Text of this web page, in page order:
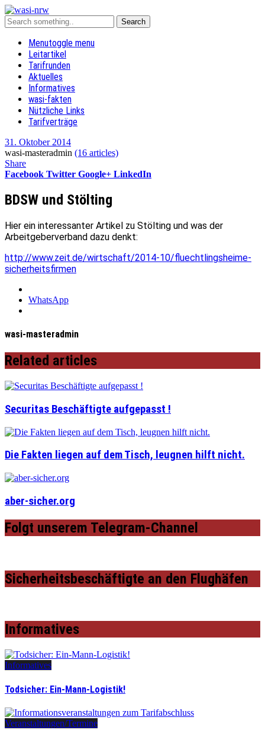
Menutoggle menu
Leitartikel
Tarifrunden
Aktuelles
Informatives
wasi-fakten
Nützliche Links
Tarifverträge
31. Oktober 2014
wasi-masteradmin (16 articles)
Share
Facebook Twitter Google+ LinkedIn
BDSW und Stölting
Hier ein interessanter Artikel zu Stölting und was der
Arbeitgeberverband dazu denkt:
http://www.zeit.de/wirtschaft/2014-10/fluechtlingsheime-
sicherheitsfirmen
WhatsApp
wasi-masteradmin
Related articles
Securitas Beschäftigte aufgepasst !
Die Fakten liegen auf dem Tisch, leugnen hilft nicht.
aber-sicher.org
Folgt unserem Telegram-Channel
Sicherheitsbeschäftigte an den Flughäfen
Informatives
Informatives
Todsicher: Ein-Mann-Logistik!
Veranstaltungen/Termine